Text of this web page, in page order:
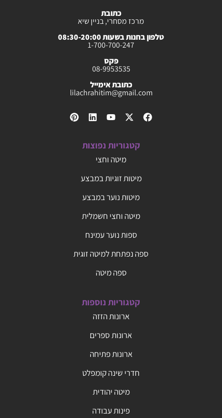
כתובת
מרכז מסחרי, בניין שיא
טלפון בחנות בשעות 08:30-20:00
1-700-700-247
פקס
08-9953535
כתובת אימייל
lilachrahitim@gmail.com
קטגוריות נפוצות
מיטה וחצי
מיטות זוגיות במבצע
מיטות נוער במבצע
מיטה וחצי חשמלית
ספות נוער עמינח
ספה נפתחת למיטה זוגית
ספה מיטה
קטגוריות נוספות
ארונות הזזה
ארונות ספרים
ארונות פתיחה
חדרי שינה קומפלט
מיטה יהודית
פינות עבודה